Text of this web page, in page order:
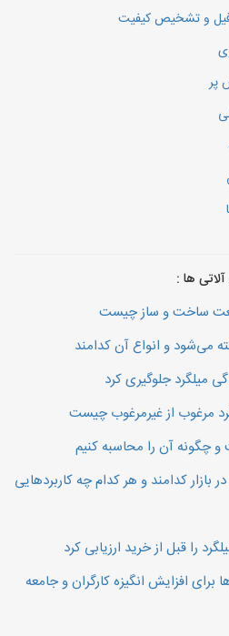
و تشخیص کیفیت
پر
ها :
ساخت و ساز چیست
می‌شود و انواع آن کدامند
میلگرد جلوگیری کرد
مرغوب از غیرمرغوب چیست
چگونه آن را محاسبه کنیم
بازار کدامند و هر کدام چه کاربردهایی
را قبل از خرید ارزیابی کرد
افزایش انگیزه کارگران و جامعه